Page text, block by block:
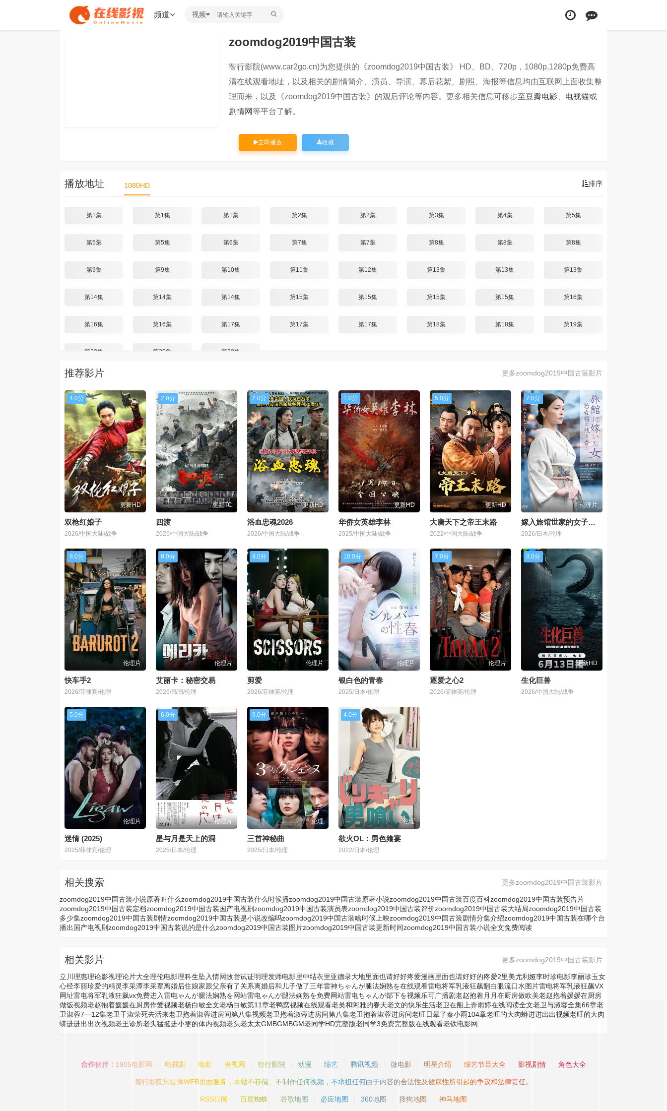
频道 视频
zoomdog2019中国古装
智行影院(www.car2go.cn)为您提供的《zoomdog2019中国古装》 HD、BD、720p，1080p,1280p免费高
清在线观看地址，以及相关的剧情简介、演员、导演、幕后花絮、剧照、海报等信息均由互联网上面收集整
理而来，以及《zoomdog2019中国古装》的观后评论等内容。更多相关信息可移步至豆瓣电影 电视猫或
剧情网 等平台了解。
立即播放 收藏
排序
播放地址 1080HD
第1集 第1集 第1集 第2集 第2集 第3集 第4集 第5集
第5集 第5集 第6集 第7集 第7集 第8集 第8集 第8集
第9集 第9集 第10集 第11集 第12集 第13集 第13集 第13集
第14集 第14集 第14集 第15集 第15集 第15集 第15集 第16集
第16集 第16集 第17集 第17集 第17集 第18集 第18集 第19集
第20集 第20集 第20集
更多zoomdog2019中国古装影片
推荐影片
4.0分
更新HD
双枪红娘子
2026/中国大陆/战争
2.0分
更新TC
四渡
2026/中国大陆/战争
2.0分
更新HD
浴血忠魂2026
2026/中国大陆/战争
1.0分
更新HD
华侨女英雄李林
2025/中国大陆/战争
5.0分
更新HD
大唐天下之帝王末路
2022/中国大陆/战争
7.0分
伦理片
嫁入旅馆世家的女子，年轻女掌柜的余香
2026/日本/伦理
9.0分
伦理片
快车手2
2026/菲律宾/伦理
8.0分
伦理片
艾丽卡：秘密交易
2026/韩国/伦理
4.0分
伦理片
剪爱
2026/菲律宾/伦理
10.0分
伦理片
银白色的青春
2025/日本/伦理
7.0分
伦理片
逐爱之心2
2026/菲律宾/伦理
8.0分
更新HD
生化巨兽
2026/中国大陆/战争
5.0分
伦理片
迷情 (2025)
2025/菲律宾/伦理
6.0分
伦理片
星与月是天上的洞
2025/日本/伦理
9.0分
伦理
三首神秘曲
2025/日本/伦理
4.0分
伦理
欲火OL：男色飨宴
2022/日本/伦理
更多zoomdog2019中国古装影片
相关搜索
zoomdog2019中国古装小说原著叫什么zoomdog2019中国古装什么时候播zoomdog2019中国古装原著小说zoomdog2019中国古装百度百科zoomdog2019中国古装预告片
zoomdog2019中国古装定档zoomdog2019中国古装国产电视剧zoomdog2019中国古装演员表zoomdog2019中国古装评价zoomdog2019中国古装大结局zoomdog2019中国古装
多少集zoomdog2019中国古装剧情zoomdog2019中国古装是小说改编吗zoomdog2019中国古装啥时候上映zoomdog2019中国古装剧情分集介绍zoomdog2019中国古装在哪个台
播出 国产电视剧zoomdog2019中国古装说的是什么zoomdog2019中国古装图片zoomdog2019中国古装更新时间zoomdog2019中国古装小说全文免费阅读
更多zoomdog2019中国古装影片
相关影片
立川理惠理论影视理论片大全理伦电影理科生坠入情网故尝试证明理发师电影里中结衣里亚德录大地里面也请好好疼爱漫画里面也请好好的疼爱2里美尤利娅李时珍电影李丽珍玉女
心经李丽珍爱的精灵李采潭李采覃离婚后住娘家跟父亲有了关系离婚后和儿子做了三年雷神ちゃんが腿法娴熟を在线观看雷电将军乳液狂飙翻白眼流口水图片雷电将军乳液狂飙VX
网址雷电将军乳液狂飙vx免费进入雷电ゃんが腿法娴熟を网站雷电ゃんが腿法娴熟を免费网站雷电ちゃんが部下を视频乐可广播剧老赵抱着月月在厨房做欧美老赵抱着媛媛在厨房
做饭视频老赵抱着媛媛在厨房作爱视频老杨白敏全文老杨白敏第11章老鸭窝视频在线观看老吴和阿雅的春天老文的快乐生活老卫在船上弄雨婷在线阅读全文老卫与淑蓉全集66章老
卫淑蓉7一12集老卫干淑荣死去活来老卫抱着淑蓉进房间第八集视频老卫抱着淑蓉进房间第八集老卫抱着淑蓉进房间老旺日晕了秦小雨104章老旺的大肉蟒进进出出视频老旺的大肉
蟒进进出出次视频老王诊所老头猛挺进小雯的体内视频老头老太太GMBGMBGM老同学HD完整版老同学3免费完整版在线观看老铁电影网
合作伙伴： 1905电影网 电视剧 电影 央视网 智行影院 动漫 综艺 腾讯视频 微电影 明星介绍 综艺节目大全 影视剧情 角色大全
智行影院只提供WEB页面服务，本站不存储、不制作任何视频，不承担任何由于内容的合法性及健康性所引起的争议和法律责任。
RSS订阅 百度蜘蛛 谷歌地图 必应地图 360地图 搜狗地图 神马地图